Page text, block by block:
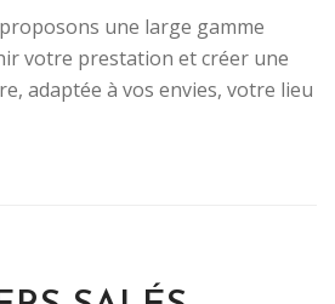
une large gamme
votre prestation et créer une
adaptée à vos envies, votre lieu